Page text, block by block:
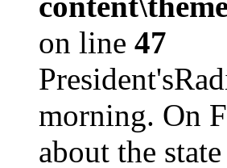
on line 47
morning. On
about the